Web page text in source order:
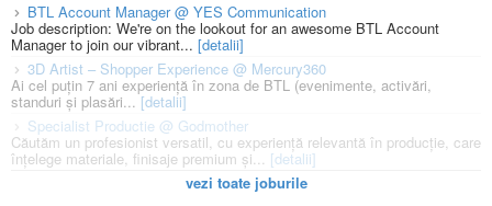
BTL Account Manager @ YES Communication
Job description: We're on the lookout for an awesome BTL Account
Manager to join our vibrant... [detalii]
3D Artist – Shopper Experience @ Mercury360
Ai cel puțin 7 ani experiență în zona de BTL (evenimente, activări,
standuri și plasări... [detalii]
Specialist Productie @ Godmother
Căutăm un profesionist versatil, cu experiență relevantă în producție, care
înțelege materiale, finisaje premium și... [detalii]
vezi toate joburile